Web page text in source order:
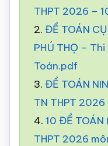
THPT 2026 –
2. ĐỀ TOÁN
PHÚ THỌ –
Toán.pdf
3. ĐỀ TOÁN
TN THPT
4. 10 ĐỀ TOÁN
THPT 2026